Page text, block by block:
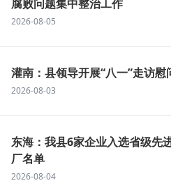
腐败问题集中整治工作
2026-08-05
灌南：县领导开展“八一”走访慰
2026-08-03
东海：我县6家企业入选省级先
厂名单
2026-08-04